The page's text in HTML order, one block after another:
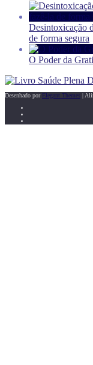
Desintoxicação
de forma segura
O Poder da
Desenhado por Elegant Themes |